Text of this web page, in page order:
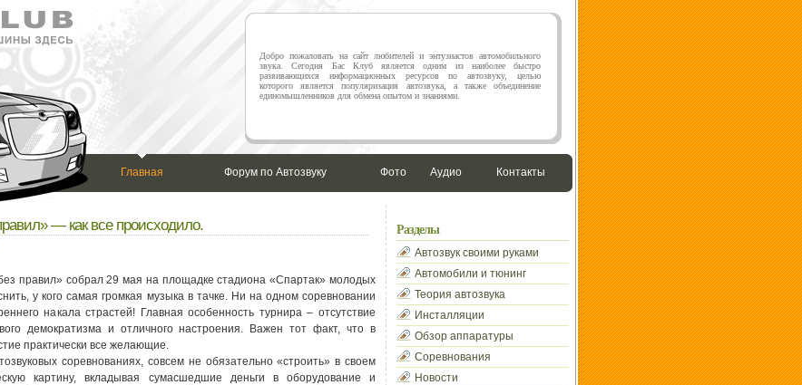
Добро пожаловать на сайт любителей и энтузиастов автомобильного
звука. Сегодня Бас Клуб является одним из наиболее быстро
развивающихся информационных ресурсов по автозвуку, целью
которого является популяризация автозвука, а также объединение
единомышленников для обмена опытом и знаниями.
Главная Форум по Автозвуку Фото Аудио Контакты
— как все происходило.
правил» собрал 29 мая на площадке стадиона «Спартак» молодых
у кого самая громкая музыка в тачке. Ни на одном соревновании
накала страстей! Главная особенность турнира – отсутствие
демократизма и отличного настроения. Важен тот факт, что в
практически все желающие.
соревнованиях, совсем не обязательно «строить» в своем
картину, вкладывая сумасшедшие деньги в оборудование и
Разделы
Автозвук своими руками
Автомобили и тюнинг
Теория автозвука
Инсталляции
Обзор аппаратуры
Соревнования
Новости